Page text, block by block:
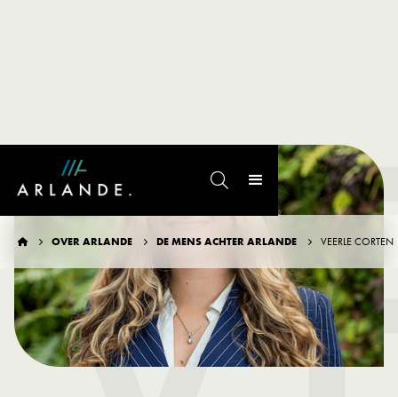

  OVER ARLANDE  DE MENS ACHTER ARLANDE  VEERLE CORTEN